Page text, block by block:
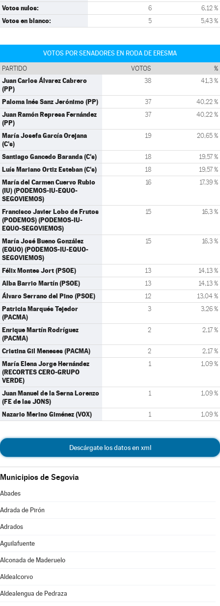
Votos nulos: 6 6,12 %
Votos en blanco: 5 5,43 %
VOTOS POR SENADORES EN RODA DE ERESMA
PARTIDO VOTOS %
Juan Carlos Álvarez Cabrero
(PP)
38 41,3 %
Paloma Inés Sanz Jerónimo (PP) 37 40,22 %
Juan Ramón Represa Fernández
(PP)
37 40,22 %
María Josefa García Orejana
(C's)
19 20,65 %
Santiago Gancedo Baranda (C's) 18 19,57 %
Luís Mariano Ortiz Esteban (C's) 18 19,57 %
María del Carmen Cuervo Rubio
(IU) (PODEMOS-IU-EQUO-
SEGOVIEMOS)
16 17,39 %
Francisco Javier Lobo de Frutos
(PODEMOS) (PODEMOS-IU-
EQUO-SEGOVIEMOS)
15 16,3 %
María José Bueno González
(EQUO) (PODEMOS-IU-EQUO-
SEGOVIEMOS)
15 16,3 %
Félix Montes Jort (PSOE) 13 14,13 %
Alba Barrio Martín (PSOE) 13 14,13 %
Álvaro Serrano del Pino (PSOE) 12 13,04 %
Patricia Marqués Tejedor
(PACMA)
3 3,26 %
Enrique Martín Rodríguez
(PACMA)
2 2,17 %
Cristina Gil Meneses (PACMA) 2 2,17 %
María Elena Jorge Hernández
(RECORTES CERO-GRUPO
VERDE)
1 1,09 %
Juan Manuel de la Serna Lorenzo
(FE de las JONS)
1 1,09 %
Nazario Merino Giménez (VOX) 1 1,09 %
Descárgate los datos en xml
Municipios de Segovia
Abades
Adrada de Pirón
Adrados
Aguilafuente
Alconada de Maderuelo
Aldealcorvo
Aldealengua de Pedraza